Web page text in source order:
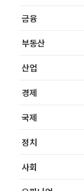
금융
부동산
산업
경제
국제
정치
사회